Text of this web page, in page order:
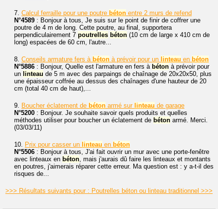
7. Calcul ferraille pour une poutre béton entre 2 murs de refend
N°4589 : Bonjour à tous, Je suis sur le point de finir de coffrer une
poutre de 4 m de long. Cette poutre, au final, supportera
perpendiculairement 7 poutrelles béton (10 cm de large x 410 cm de
long) espacées de 60 cm, l'autre...
8. Conseils armature fers à béton à prévoir pour un linteau en béton
N°5886 : Bonjour, Quelle est l'armature en fers à béton à prévoir pour
un linteau de 5 m avec des parpaings de chaînage de 20x20x50, plus
une épaisseur coffrée au dessus des chaînages d'une hauteur de 20
cm (total 40 cm de haut),...
9. Boucher éclatement de béton armé sur linteau de garage
N°5200 : Bonjour. Je souhaite savoir quels produits et quelles
méthodes utiliser pour boucher un éclatement de béton armé. Merci.
(03/03/11)
10. Prix pour casser un linteau en béton
N°5506 : Bonjour à tous, J'ai fait ouvrir un mur avec une porte-fenêtre
avec linteaux en béton, mais j'aurais dû faire les linteaux et montants
en poutres, j'aimerais réparer cette erreur. Ma question est : y a-t-il des
risques de...
>>> Résultats suivants pour : Poutrelles béton ou linteau traditionnel >>>